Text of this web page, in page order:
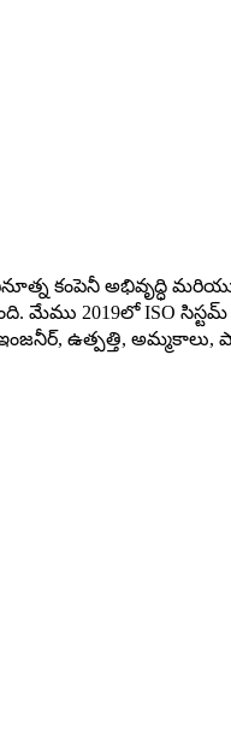
అభివృద్ధి మరియు
మేము 2019లో ISO
ఇంజనీర్, ఉత్పత్తి,